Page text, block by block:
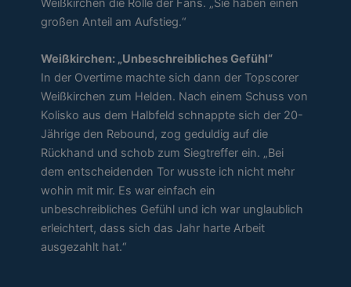
Weißkirchen die Rolle der Fans. „Sie haben einen
großen Anteil am Aufstieg.“
Weißkirchen: „Unbeschreibliches Gefühl“
In der Overtime machte sich dann der Topscorer
Weißkirchen zum Helden. Nach einem Schuss von
Kolisko aus dem Halbfeld schnappte sich der 20-
Jährige den Rebound, zog geduldig auf die
Rückhand und schob zum Siegtreffer ein. „Bei
dem entscheidenden Tor wusste ich nicht mehr
wohin mit mir. Es war einfach ein
unbeschreibliches Gefühl und ich war unglaublich
erleichtert, dass sich das Jahr harte Arbeit
ausgezahlt hat.“